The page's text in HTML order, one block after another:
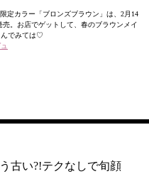
定カラー「ブロンズブラウン」は、2月14
。お店でゲットして、春のブラウンメイ
んでみては♡
古い?!テクなしで旬顔